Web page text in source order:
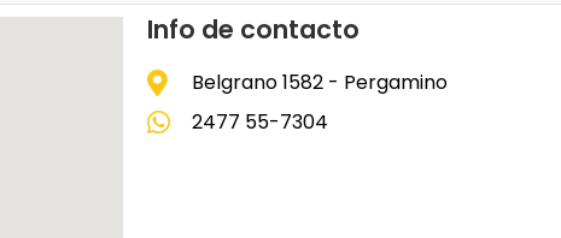
Info de contacto
Belgrano 1582 - Pergamino
2477 55-7304